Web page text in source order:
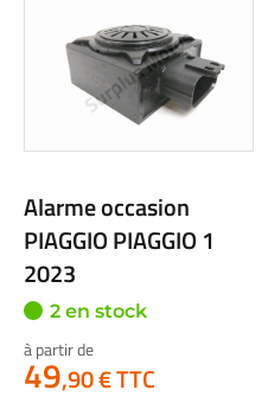
Alarme occasion
PIAGGIO PIAGGIO 1
2023
2 en stock
à partir de
49,90 € TTC